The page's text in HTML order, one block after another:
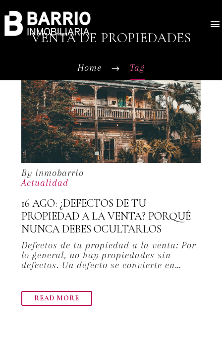
VENTA DE PROPIEDADES
Home Tag
By inmobarrio
Actualidad
16 AGO: ¿DEFECTOS DE TU
PROPIEDAD A LA VENTA? PORQUÉ
NUNCA DEBES OCULTARLOS
Defectos de tu propiedad a la venta: Por
lo general, no hay propiedades sin
defectos. Un defecto se convierte en…
READ MORE